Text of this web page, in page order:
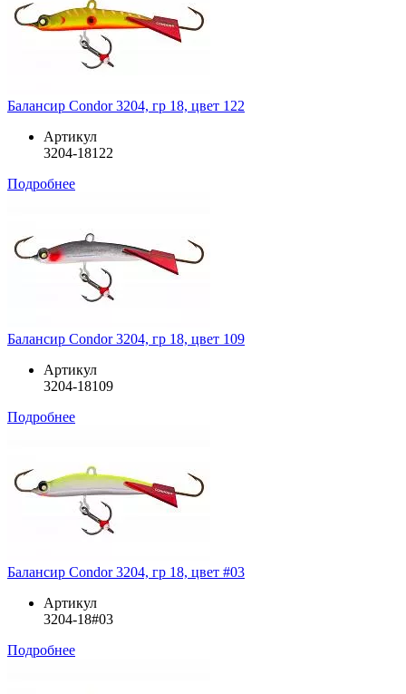
Балансир Condor 3204, гр 18, цвет 122
Артикул
3204-18122
Подробнее
Балансир Condor 3204, гр 18, цвет 109
Артикул
3204-18109
Подробнее
Балансир Condor 3204, гр 18, цвет #03
Артикул
3204-18#03
Подробнее